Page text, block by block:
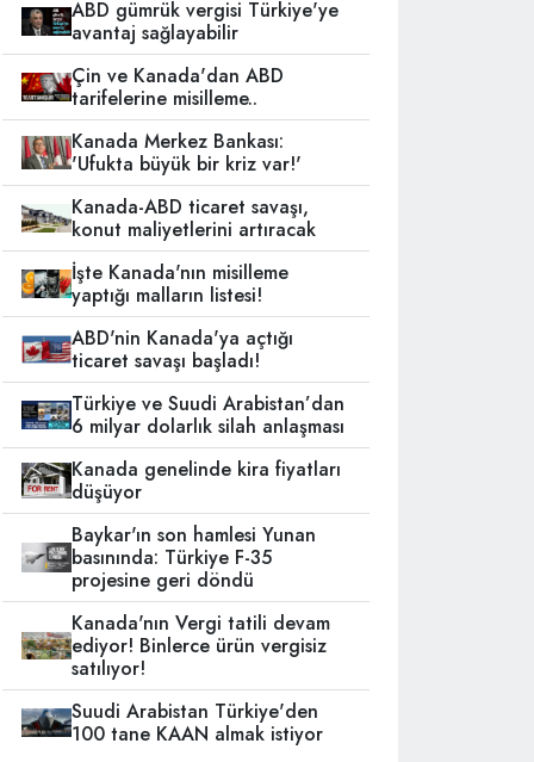
ABD gümrük vergisi Türkiye'ye
avantaj sağlayabilir
Çin ve Kanada'dan ABD
tarifelerine misilleme..
Kanada Merkez Bankası:
'Ufukta büyük bir kriz var!'
Kanada-ABD ticaret savaşı,
konut maliyetlerini artıracak
İşte Kanada'nın misilleme
yaptığı malların listesi!
ABD'nin Kanada'ya açtığı
ticaret savaşı başladı!
Türkiye ve Suudi Arabistan’dan
6 milyar dolarlık silah anlaşması
Kanada genelinde kira fiyatları
düşüyor
Baykar'ın son hamlesi Yunan
basınında: Türkiye F-35
projesine geri döndü
Kanada'nın Vergi tatili devam
ediyor! Binlerce ürün vergisiz
satılıyor!
Suudi Arabistan Türkiye'den
100 tane KAAN almak istiyor